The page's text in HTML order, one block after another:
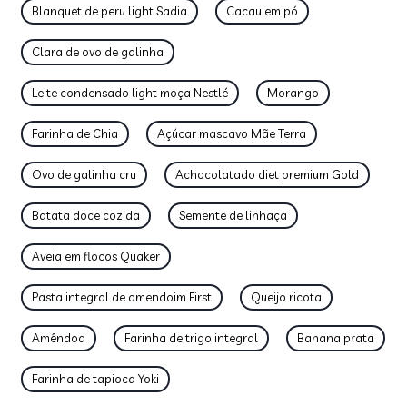
Blanquet de peru light Sadia Cacau em pó
Clara de ovo de galinha
Leite condensado light moça Nestlé Morango
Farinha de Chia Açúcar mascavo Mãe Terra
Ovo de galinha cru Achocolatado diet premium Gold
Batata doce cozida Semente de linhaça
Aveia em flocos Quaker
Pasta integral de amendoim First Queijo ricota
Amêndoa Farinha de trigo integral Banana prata
Farinha de tapioca Yoki